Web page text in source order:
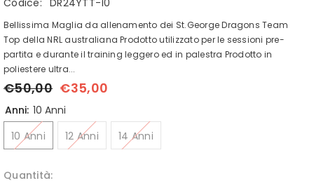
Codice: DR24YTT-10
Bellissima Maglia da allenamento dei St.George Dragons Team
Top della NRL australiana Prodotto utilizzato per le sessioni pre-
partita e durante il training leggero ed in palestra Prodotto in
poliestere ultra...
€50,00 €35,00
Anni: 10 Anni
10 Anni
12 Anni 14 Anni
Quantità: